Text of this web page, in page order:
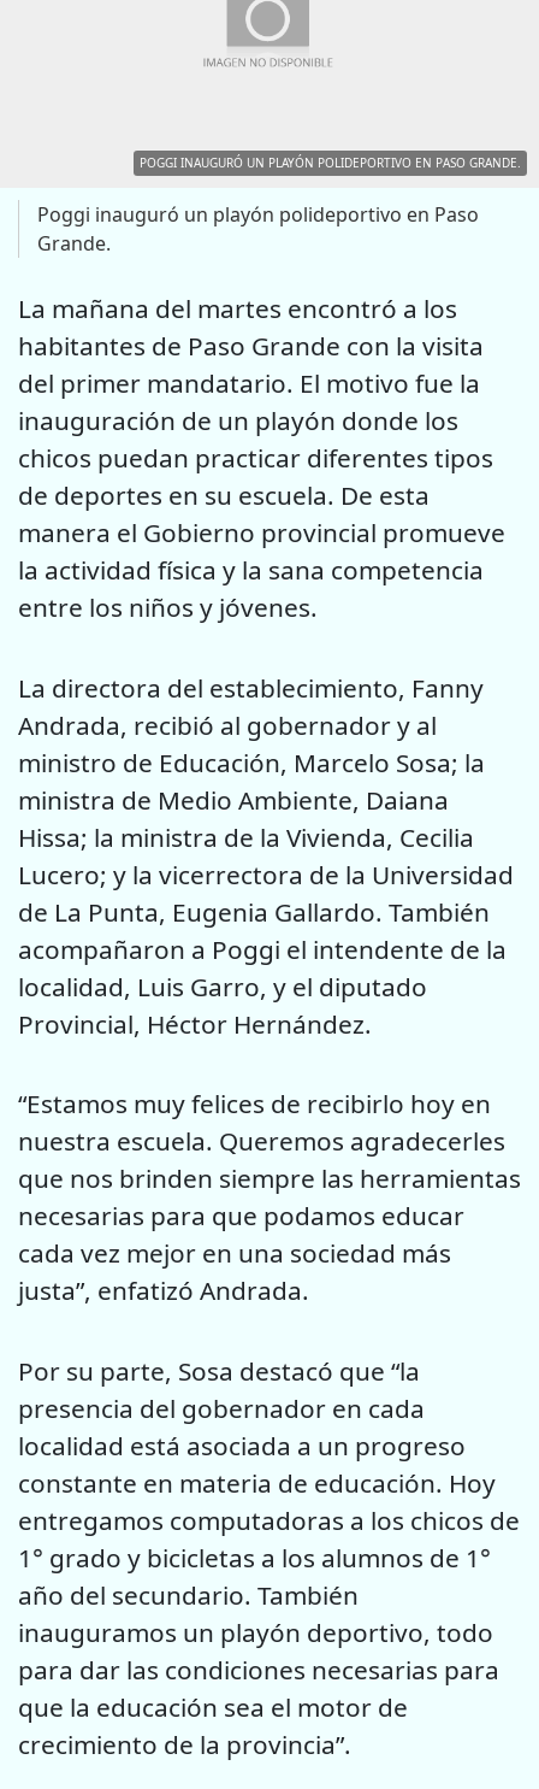
POGGI INAUGURÓ UN PLAYÓN POLIDEPORTIVO EN PASO GRANDE.
Poggi inauguró un playón polideportivo en Paso
Grande.
La mañana del martes encontró a los
habitantes de Paso Grande con la visita
del primer mandatario. El motivo fue la
inauguración de un playón donde los
chicos puedan practicar diferentes tipos
de deportes en su escuela. De esta
manera el Gobierno provincial promueve
la actividad física y la sana competencia
entre los niños y jóvenes.
La directora del establecimiento, Fanny
Andrada, recibió al gobernador y al
ministro de Educación, Marcelo Sosa; la
ministra de Medio Ambiente, Daiana
Hissa; la ministra de la Vivienda, Cecilia
Lucero; y la vicerrectora de la Universidad
de La Punta, Eugenia Gallardo. También
acompañaron a Poggi el intendente de la
localidad, Luis Garro, y el diputado
Provincial, Héctor Hernández.
“Estamos muy felices de recibirlo hoy en
nuestra escuela. Queremos agradecerles
que nos brinden siempre las herramientas
necesarias para que podamos educar
cada vez mejor en una sociedad más
justa”, enfatizó Andrada.
Por su parte, Sosa destacó que “la
presencia del gobernador en cada
localidad está asociada a un progreso
constante en materia de educación. Hoy
entregamos computadoras a los chicos de
1° grado y bicicletas a los alumnos de 1°
año del secundario. También
inauguramos un playón deportivo, todo
para dar las condiciones necesarias para
que la educación sea el motor de
crecimiento de la provincia”.